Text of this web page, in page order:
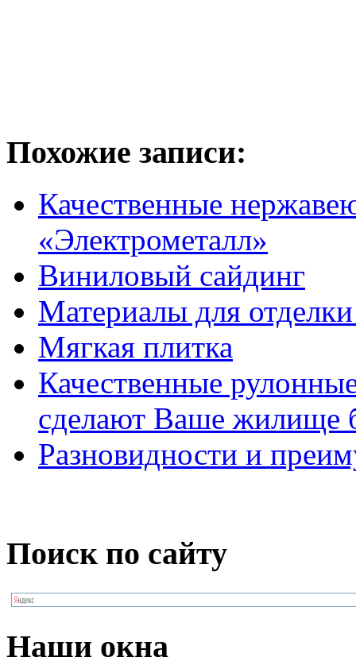
Похожие записи:
Качественные
«Электрометалл»
Виниловый сайдинг
Материалы для
Мягкая плитка
Качественные
сделают Ваше жилище
Разновидности и
Поиск по сайту
Наши окна